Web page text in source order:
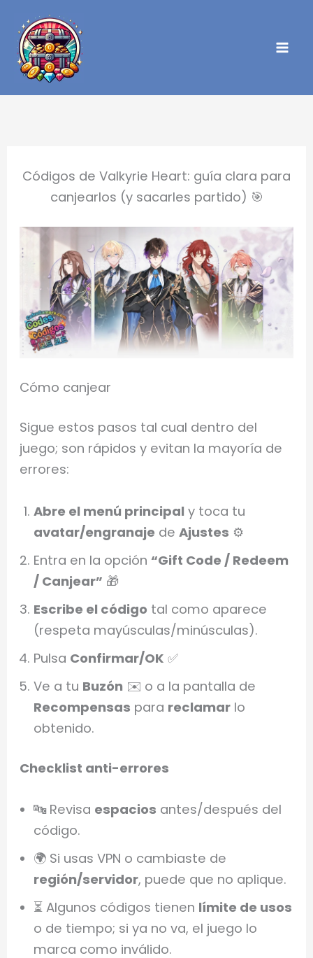
contenido
Códigos de Valkyrie Heart: guía clara para
canjearlos (y sacarles partido) 🎯
Cómo canjear
Sigue estos pasos tal cual dentro del
juego; son rápidos y evitan la mayoría de
errores:
Abre el menú principal y toca tu
avatar/engranaje deAjustes ⚙️
Entra en la opción “Gift Code / Redeem
/ Canjear” 🎁
Escribe el código tal como aparece
(respeta mayúsculas/minúsculas).
Pulsa Confirmar/OK ✅
Ve a tu Buzón ✉️ o a la pantalla de
Recompensas para reclamar lo
obtenido.
Checklist anti-errores
🔤 Revisa espacios antes/después del
código.
🌍 Si usas VPN o cambiaste de
región/servidor, puede que no aplique.
⏳ Algunos códigos tienen límite de usos
o de tiempo; si ya no va, el juego lo
marca como inválido.